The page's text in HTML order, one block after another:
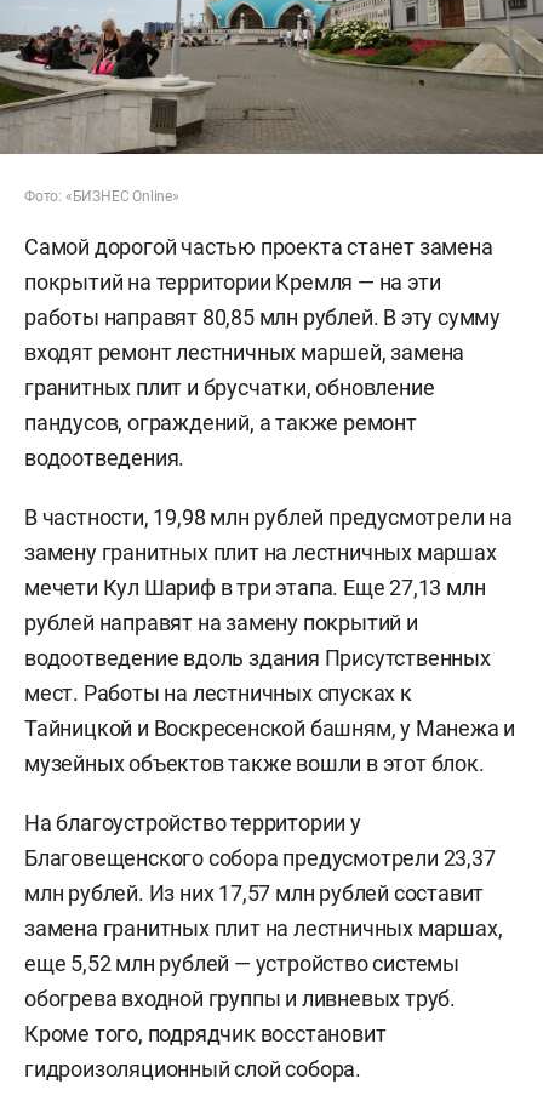
Фото: «БИЗНЕС Online»
Самой дорогой частью проекта станет замена
покрытий на территории Кремля — на эти
работы направят 80,85 млн рублей. В эту сумму
входят ремонт лестничных маршей, замена
гранитных плит и брусчатки, обновление
пандусов, ограждений, а также ремонт
водоотведения.
В частности, 19,98 млн рублей предусмотрели на
замену гранитных плит на лестничных маршах
мечети Кул Шариф в три этапа. Еще 27,13 млн
рублей направят на замену покрытий и
водоотведение вдоль здания Присутственных
мест. Работы на лестничных спусках к
Тайницкой и Воскресенской башням, у Манежа и
музейных объектов также вошли в этот блок.
На благоустройство территории у
Благовещенского собора предусмотрели 23,37
млн рублей. Из них 17,57 млн рублей составит
замена гранитных плит на лестничных маршах,
еще 5,52 млн рублей — устройство системы
обогрева входной группы и ливневых труб.
Кроме того, подрядчик восстановит
гидроизоляционный слой собора.